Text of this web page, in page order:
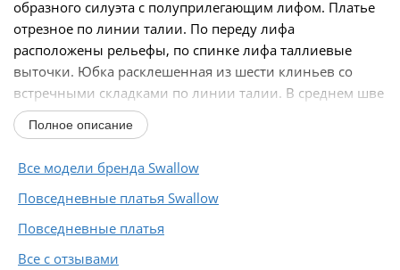
образного силуэта с полуприлегающим лифом. Платье
отрезное по линии талии. По переду лифа
расположены рельефы, по спинке лифа таллиевые
выточки. Юбка расклешенная из шести клиньев со
встречными складками по линии талии. В среднем шве
спинки предусмотрена...
Полное описание
Все модели бренда Swallow
Повседневные платья Swallow
Повседневные платья
Все с отзывами